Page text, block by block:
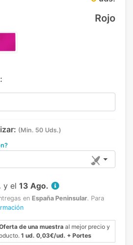
Rojo
(Min. 50 Uds.)
y el 13 Ago.
en España Peninsular. Para
de una muestra al mejor precio y
1 ud. 0,03€/ud. + Portes